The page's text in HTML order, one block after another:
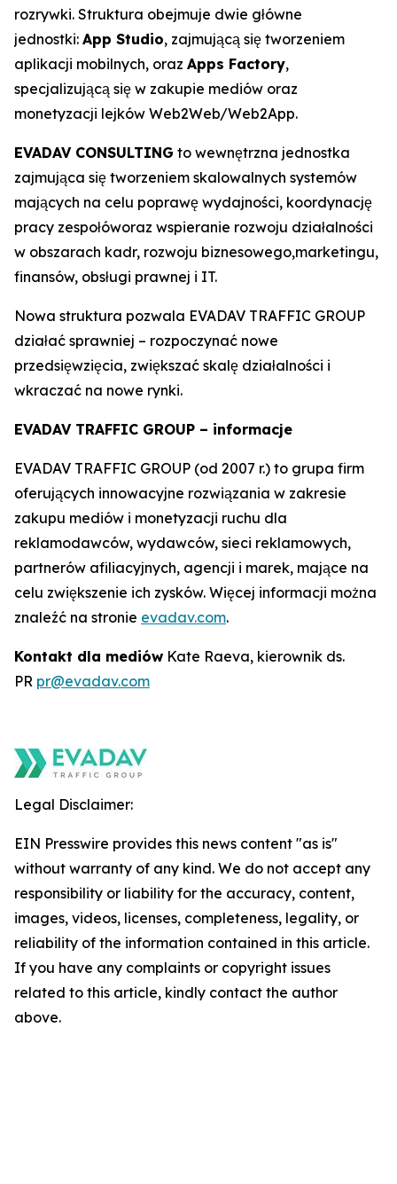
rozrywki. Struktura obejmuje dwie główne
jednostki: App Studio, zajmującą się tworzeniem
aplikacji mobilnych, oraz Apps Factory,
specjalizującą się w zakupie mediów oraz
monetyzacji lejków Web2Web/Web2App.
EVADAV CONSULTING to wewnętrzna jednostka
zajmująca się tworzeniem skalowalnych systemów
mających na celu poprawę wydajności, koordynację
pracy zespołóworaz wspieranie rozwoju działalności
w obszarach kadr, rozwoju biznesowego,marketingu,
finansów, obsługi prawnej i IT.
Nowa struktura pozwala EVADAV TRAFFIC GROUP
działać sprawniej – rozpoczynać nowe
przedsięwzięcia, zwiększać skalę działalności i
wkraczać na nowe rynki.
EVADAV TRAFFIC GROUP – informacje
EVADAV TRAFFIC GROUP (od 2007 r.) to grupa firm
oferujących innowacyjne rozwiązania w zakresie
zakupu mediów i monetyzacji ruchu dla
reklamodawców, wydawców, sieci reklamowych,
partnerów afiliacyjnych, agencji i marek, mające na
celu zwiększenie ich zysków. Więcej informacji można
znaleźć na stronie evadav.com.
Kontakt dla mediów Kate Raeva, kierownik ds.
PR pr@evadav.com
Legal Disclaimer:
EIN Presswire provides this news content "as is"
without warranty of any kind. We do not accept any
responsibility or liability for the accuracy, content,
images, videos, licenses, completeness, legality, or
reliability of the information contained in this article.
If you have any complaints or copyright issues
related to this article, kindly contact the author
above.